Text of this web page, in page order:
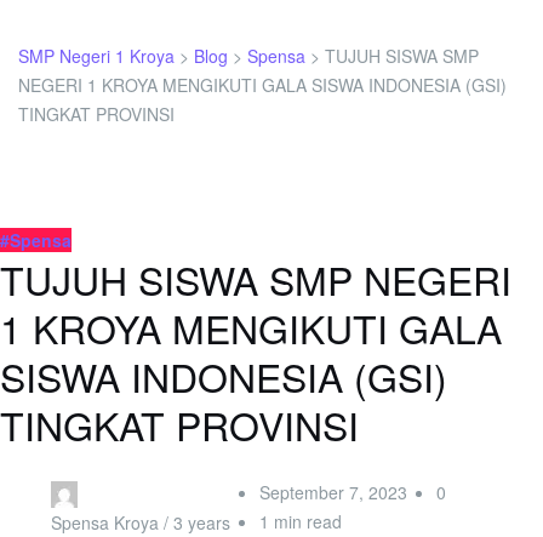
SMP Negeri 1 Kroya > Blog > Spensa > TUJUH SISWA SMP
NEGERI 1 KROYA MENGIKUTI GALA SISWA INDONESIA (GSI)
TINGKAT PROVINSI
#Spensa
TUJUH SISWA SMP NEGERI
1 KROYA MENGIKUTI GALA
SISWA INDONESIA (GSI)
TINGKAT PROVINSI
Spensa Kroya / 3 years
September 7, 2023
0
1 min read